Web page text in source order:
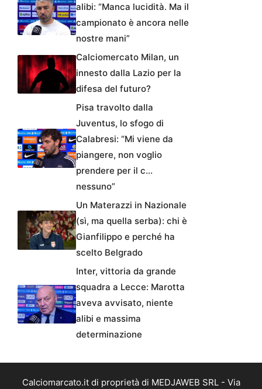
alibi: “Manca lucidità. Ma il
campionato è ancora nelle
nostre mani”
Calciomercato Milan, un
innesto dalla Lazio per la
difesa del futuro?
Pisa travolto dalla
Juventus, lo sfogo di
Calabresi: “Mi viene da
piangere, non voglio
prendere per il c…
nessuno”
Un Materazzi in Nazionale
(sì, ma quella serba): chi è
Gianfilippo e perché ha
scelto Belgrado
Inter, vittoria da grande
squadra a Lecce: Marotta
aveva avvisato, niente
alibi e massima
determinazione
Calciomarcato.it di proprietà di MEDJAWEB SRL - Via